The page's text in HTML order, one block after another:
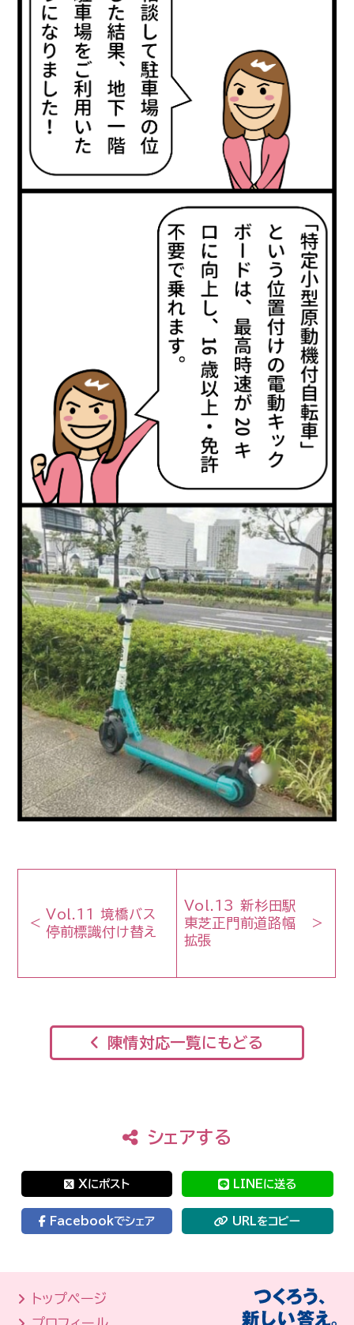
Vol.11 境橋バス
停前標識付け替え
Vol.13 新杉田駅
東芝正門前道路幅
拡張
陳情対応一覧にもどる
シェアする
Xにポスト LINEに送る
Facebookでシェア URLをコピー
トップページ